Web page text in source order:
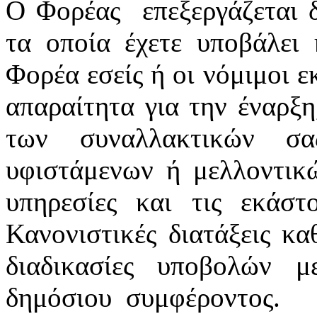
Ο Φορέας
τα οποία έχετε
Φορέα εσείς ή οι νόμιμοι
απαραίτητα για την
των συναλλακτικών
υφιστάμενων ή
υπηρεσίες και τις
Κανονιστικές διατάξεις
διαδικασίες
δημόσιου συμφέροντος.